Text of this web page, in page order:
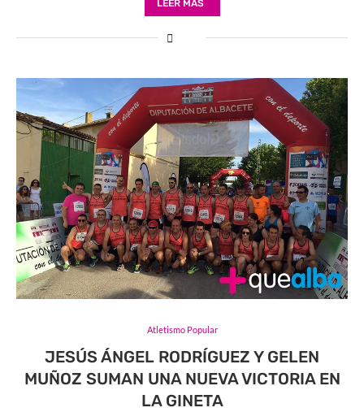
LEER MÁS
Atletismo Popular
JESÚS ÁNGEL RODRÍGUEZ Y GELEN
MUÑOZ SUMAN UNA NUEVA VICTORIA EN
LA GINETA